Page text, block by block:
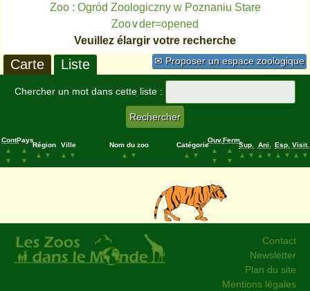
Zoo : Ogród Zoologiczny w Poznaniu Stare
Zoo∨der=opened
Veuillez élargir votre recherche
✉ Proposer un espace zoologique
Carte Liste
Chercher un mot dans cette liste :
Cont.
▲
▼
Pays
▲
▼
Région
▲
▼
Ville
▲
▼
Nom du zoo
▲
▼
Catégorie
▲
▼
Ouv.
▲
▼
Ferm.
▲
▼
Sup.
▲
▼
Ani.
▲
▼
Esp.
▲
▼
Visit.
▲
▼
Contact
Newsletter
Plan du site
Mentions légales